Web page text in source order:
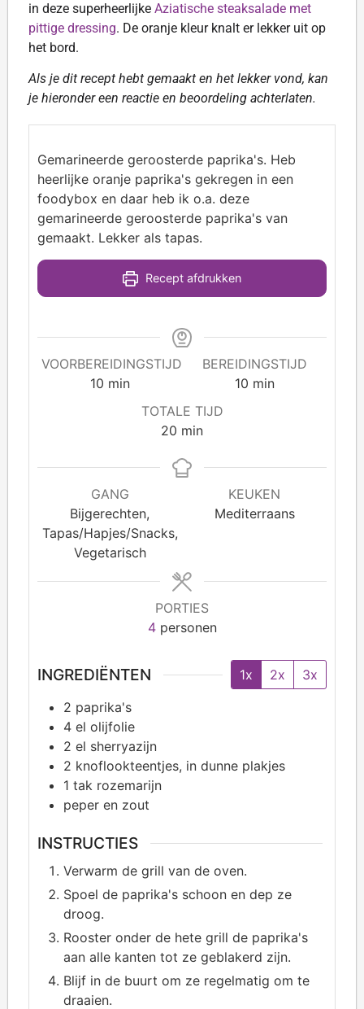
in deze superheerlijke Aziatische steaksalade met
pittige dressing. De oranje kleur knalt er lekker uit op
het bord.
Als je dit recept hebt gemaakt en het lekker vond, kan
je hieronder een reactie en beoordeling achterlaten.
Gemarineerde geroosterde paprika's. Heb
heerlijke oranje paprika's gekregen in een
foodybox en daar heb ik o.a. deze
gemarineerde geroosterde paprika's van
gemaakt. Lekker als tapas.
Recept afdrukken
VOORBEREIDINGSTIJD
10 min
BEREIDINGSTIJD
10 min
TOTALE TIJD
20 min
GANG
Bijgerechten,
Tapas/Hapjes/Snacks,
Vegetarisch
KEUKEN
Mediterraans
PORTIES
4 personen
INGREDIËNTEN 1x 2x
3x
2 paprika's
4 el olijfolie
2 el sherryazijn
2 knoflookteentjes, in dunne plakjes
1 tak rozemarijn
peper en zout
INSTRUCTIES
Verwarm de grill van de oven.
Spoel de paprika's schoon en dep ze
droog.
Rooster onder de hete grill de paprika's
aan alle kanten tot ze geblakerd zijn.
Blijf in de buurt om ze regelmatig om te
draaien.